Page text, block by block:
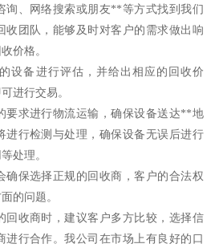
询、网络搜索或朋友**等方式找到我们
收团队，能够及时对客户的需求做出响
价格。
设备进行评估，并给出相应的回收价
进行交易。
要求进行物流运输，确保设备送达**地
进行检测与处理，确保设备无误后进行
处理。
确保选择正规的回收商，客户的合法权
的问题。
回收商时，建议客户多方比较，选择信
进行合作。我公司在市场上有良好的口